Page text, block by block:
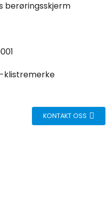
berøringsskjerm
klistremerke
KONTAKT OSS